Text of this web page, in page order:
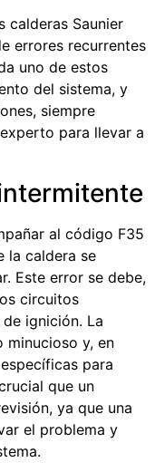
calderas Saunier
errores recurrentes
uno de estos
del sistema, y
siempre
para llevar a
al código F35
la caldera se
Este error se debe,
circuitos
ignición. La
minucioso y, en
para
que un
ya que una
el problema y